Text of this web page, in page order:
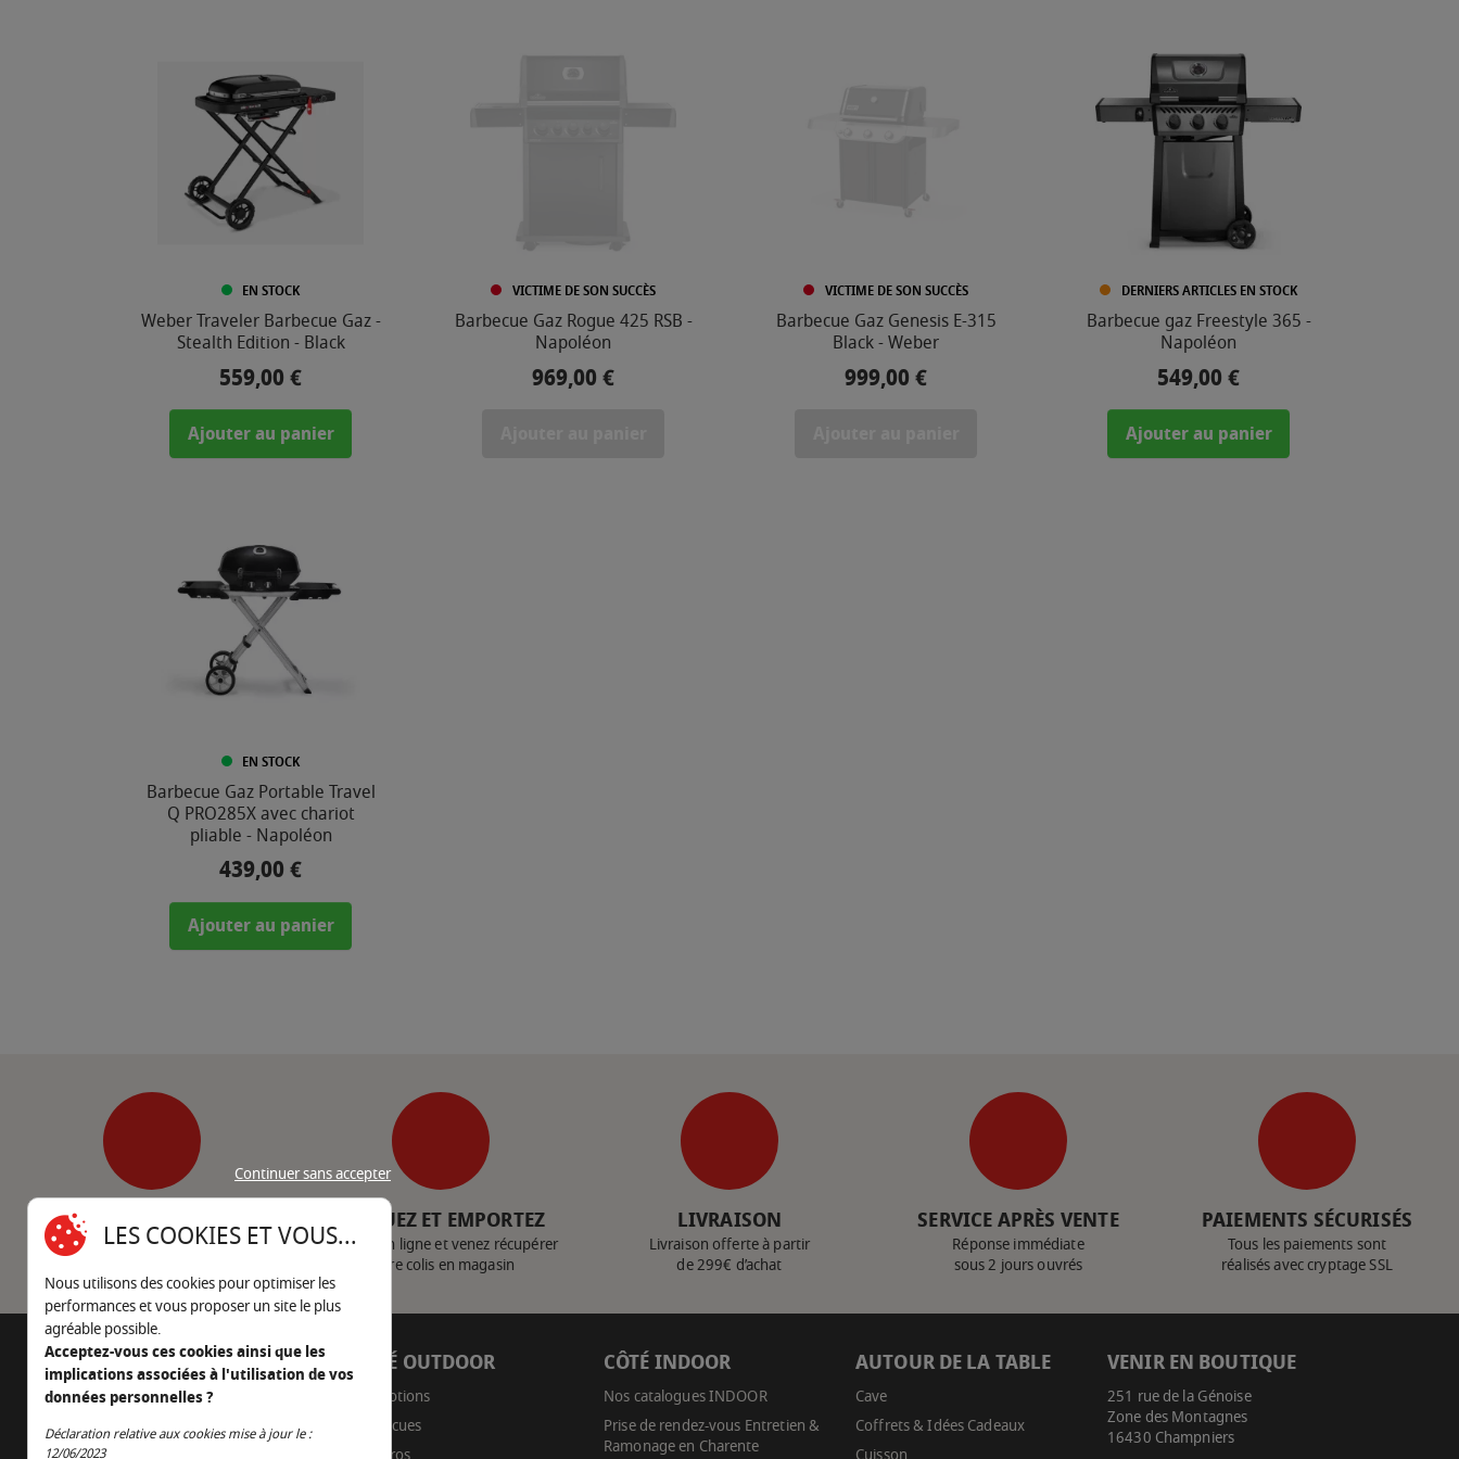
MATIÈRE
EN STOCK
Weber Traveler Barbecue Gaz -
Stealth Edition - Black
Prix
559,00 €
Ajouter au panier
VICTIME DE SON SUCCÈS
Barbecue Gaz Rogue 425 RSB -
Napoléon
Prix
969,00 €
VICTIME DE SON SUCCÈS
Barbecue Gaz Genesis E-315
Black - Weber
Prix
999,00 €
DERNIERS ARTICLES EN STOCK
Barbecue gaz Freestyle 365 -
Napoléon
Prix
549,00 €
Ajouter au panier
EN STOCK
Barbecue Gaz Portable Travel
Q PRO285X avec chariot
pliable - Napoléon
Prix
439,00 €
Ajouter au panier
SERVICE CLIENT
Nous contacter
CLIQUEZ ET EMPORTEZ
Achetez en ligne et venez récupérer
votre colis en magasin
LIVRAISON
Livraison offerte à partir
de 299€ d’achat
SERVICE APRÈS VENTE
Réponse immédiate
sous 2 jours ouvrés
PAIEMENTS SÉCURISÉS
Tous les paiements sont
réalisés avec cryptage SSL
AUTOUR DU FEU
05 45 22 98 09
Nous envoyer un e-mail
CÔTÉ OUTDOOR
Promotions
Barbecues
CÔTÉ INDOOR
Nos catalogues INDOOR
Prise de rendez-vous Entretien &
Ramonage en Charente
AUTOUR DE LA TABLE
Cave
Coffrets & Idées Cadeaux
VENIR EN BOUTIQUE
251 rue de la Génoise
Zone des Montagnes
16430 Champniers
Continuer sans accepter
LES COOKIES ET VOUS...
Nous utilisons des cookies pour optimiser les
performances et vous proposer un site le plus
agréable possible.
Acceptez-vous ces cookies ainsi que les
implications associées à l'utilisation de vos
données personnelles ?
Déclaration relative aux cookies mise à jour le :
12/06/2023